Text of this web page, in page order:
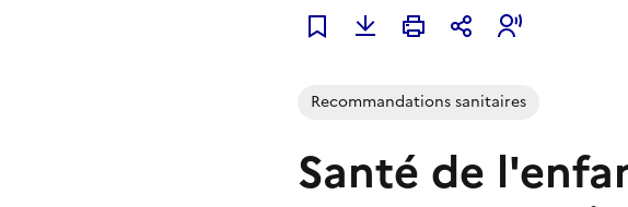
Ajouter à mes alertes
Recommandations sanitaires
Santé de